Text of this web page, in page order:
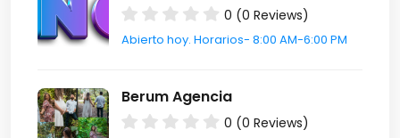
0 (0 Reviews)
Abierto hoy. Horarios- 8:00 AM-6:00 PM
Berum Agencia
0 (0 Reviews)